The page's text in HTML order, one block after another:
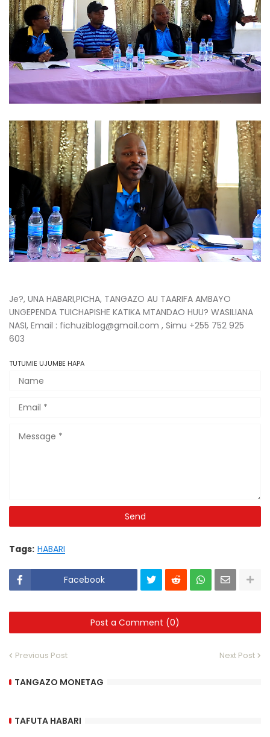
Je?, UNA HABARI,PICHA, TANGAZO AU TAARIFA AMBAYO
UNGEPENDA TUICHAPISHE KATIKA MTANDAO HUU? WASILIANA
NASI, Email : fichuziblog@gmail.com , Simu +255 752 925
603
TUTUMIE UJUMBE HAPA
Tags: HABARI
Facebook
Post a Comment (0)
Previous Post Next Post
TANGAZO MONETAG
TAFUTA HABARI